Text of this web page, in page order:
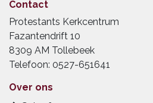
Contact
Protestants Kerkcentrum
Fazantendrift 10
8309 AM Tollebeek
Telefoon: 0527-651641
Over ons